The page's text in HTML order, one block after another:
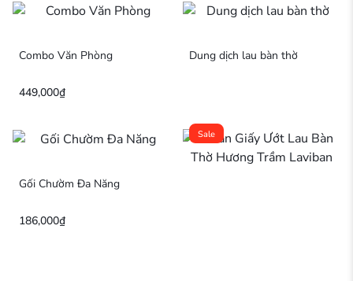
Combo Văn Phòng
449,000₫
Dung dịch lau bàn thờ
Gối Chườm Đa Năng
186,000₫
Sale